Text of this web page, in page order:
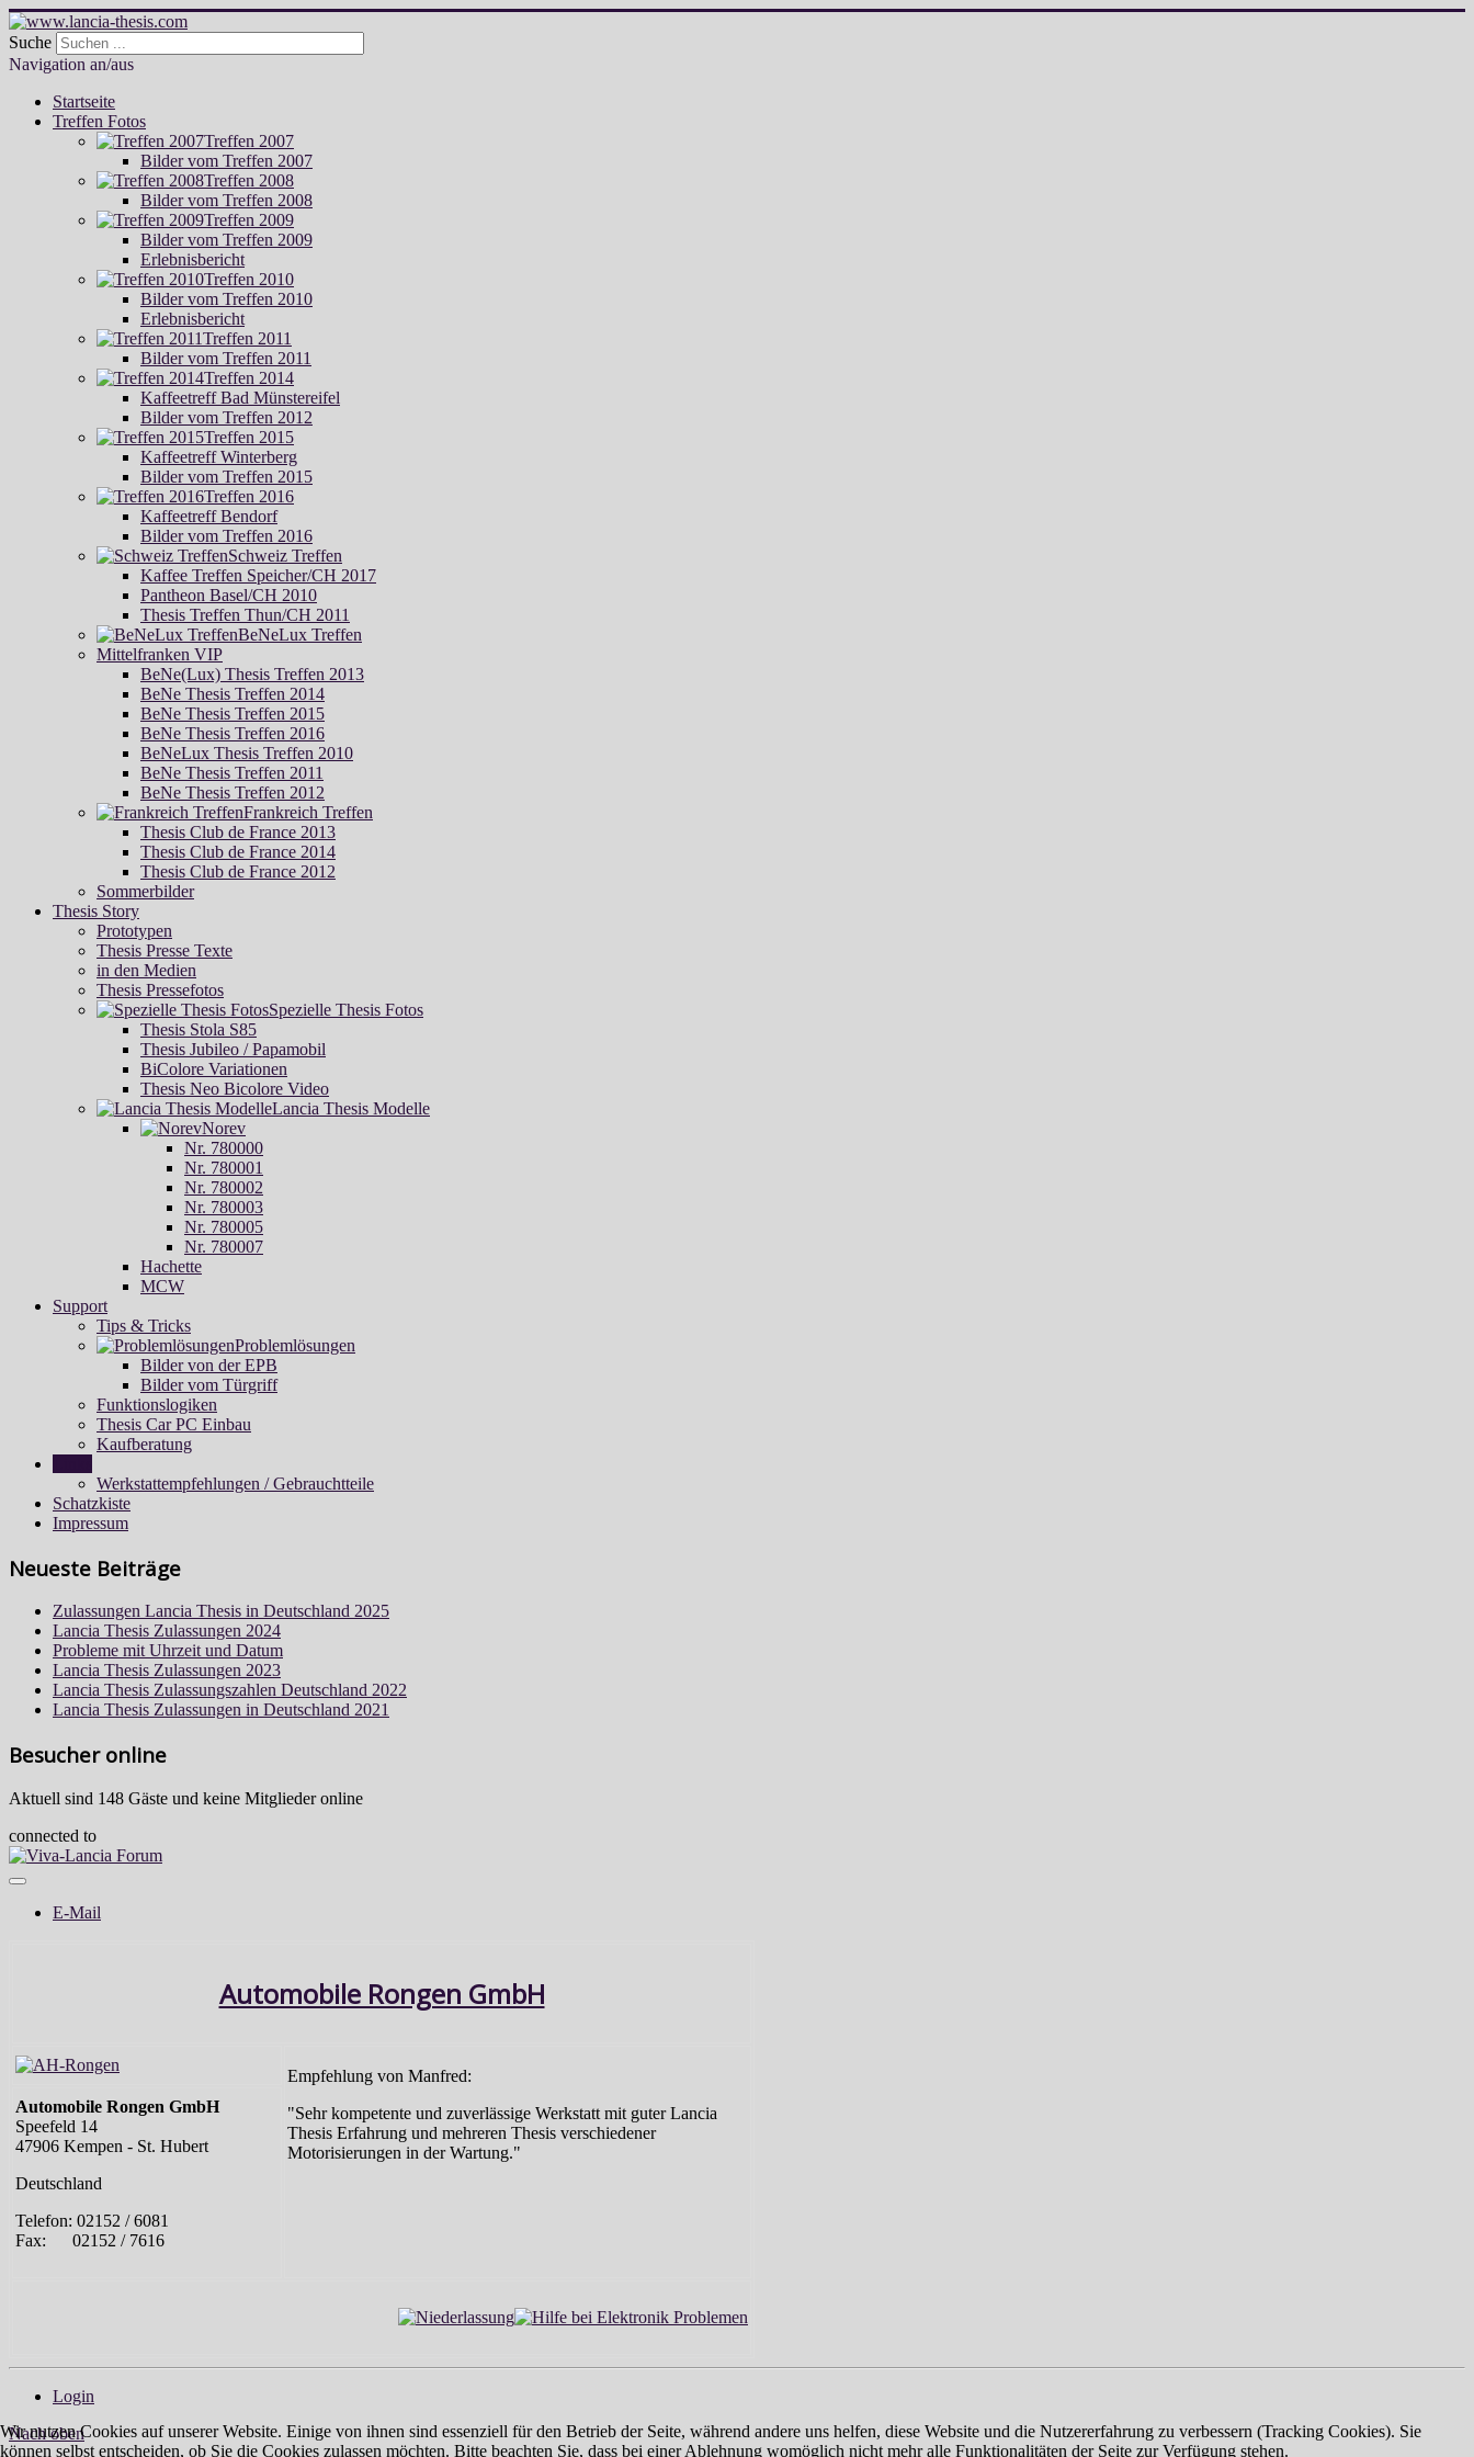
Suche
Navigation an/aus
Startseite
Treffen Fotos
Treffen 2007
Bilder vom Treffen 2007
Treffen 2008
Bilder vom Treffen 2008
Treffen 2009
Bilder vom Treffen 2009
Erlebnisbericht
Treffen 2010
Bilder vom Treffen 2010
Erlebnisbericht
Treffen 2011
Bilder vom Treffen 2011
Treffen 2014
Kaffeetreff Bad Münstereifel
Bilder vom Treffen 2012
Treffen 2015
Kaffeetreff Winterberg
Bilder vom Treffen 2015
Treffen 2016
Kaffeetreff Bendorf
Bilder vom Treffen 2016
Schweiz Treffen
Kaffee Treffen Speicher/CH 2017
Pantheon Basel/CH 2010
Thesis Treffen Thun/CH 2011
BeNeLux Treffen
Mittelfranken VIP
BeNe(Lux) Thesis Treffen 2013
BeNe Thesis Treffen 2014
BeNe Thesis Treffen 2015
BeNe Thesis Treffen 2016
BeNeLux Thesis Treffen 2010
BeNe Thesis Treffen 2011
BeNe Thesis Treffen 2012
Frankreich Treffen
Thesis Club de France 2013
Thesis Club de France 2014
Thesis Club de France 2012
Sommerbilder
Thesis Story
Prototypen
Thesis Presse Texte
in den Medien
Thesis Pressefotos
Spezielle Thesis Fotos
Thesis Stola S85
Thesis Jubileo / Papamobil
BiColore Variationen
Thesis Neo Bicolore Video
Lancia Thesis Modelle
Norev
Nr. 780000
Nr. 780001
Nr. 780002
Nr. 780003
Nr. 780005
Nr. 780007
Hachette
MCW
Support
Tips & Tricks
Problemlösungen
Bilder von der EPB
Bilder vom Türgriff
Funktionslogiken
Thesis Car PC Einbau
Kaufberatung
Werkstattempfehlungen / Gebrauchtteile
Schatzkiste
Impressum
Neueste Beiträge
Zulassungen Lancia Thesis in Deutschland 2025
Lancia Thesis Zulassungen 2024
Probleme mit Uhrzeit und Datum
Lancia Thesis Zulassungen 2023
Lancia Thesis Zulassungszahlen Deutschland 2022
Lancia Thesis Zulassungen in Deutschland 2021
Besucher online
Aktuell sind 148 Gäste und keine Mitglieder online
connected to
E-Mail
Automobile Rongen GmbH
Empfehlung von Manfred:
"Sehr kompetente und zuverlässige Werkstatt mit guter Lancia
Thesis Erfahrung und mehreren Thesis verschiedener
Motorisierungen in der Wartung."
Automobile Rongen GmbH
Speefeld 14
47906 Kempen - St. Hubert
Deutschland
Telefon: 02152 / 6081
Fax: 02152 / 7616
Login
Nach oben
Wir nutzen Cookies auf unserer Website. Einige von ihnen sind essenziell für den Betrieb der Seite, während andere uns helfen, diese Website und die Nutzererfahrung zu verbessern (Tracking Cookies). Sie
können selbst entscheiden, ob Sie die Cookies zulassen möchten. Bitte beachten Sie, dass bei einer Ablehnung womöglich nicht mehr alle Funktionalitäten der Seite zur Verfügung stehen.